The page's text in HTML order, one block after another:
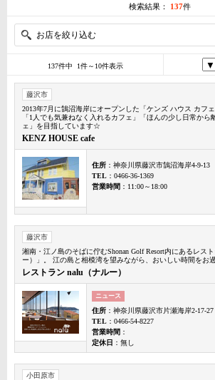
検索結果： 137件
お店を絞り込む
137件中 1件～10件表示
藤沢市
2013年7月に鵠沼海岸にオープンした「ケンズ ハウス カフェ
「1人でも気兼ねなく入れるカフェ」「ほんの少し日常から
ェ」を目指しています☆
KENZ HOUSE cafe
住所 ：神奈川県藤沢市鵠沼海岸4-9-13
TEL ：0466-36-1369
営業時間 ：11:00～18:00
藤沢市
湘南・江ノ島のそばに佇むShonan Golf Resort内にあるレス
ー）」。 江の島と相模湾を望みながら、おいしい時間をお
レストラン nalu（ナルー）
ニュース
住所 ：神奈川県藤沢市片瀬海岸2-17-27
TEL ：0466-54-8227
営業時間 ：
定休日 ：無し
小田原市